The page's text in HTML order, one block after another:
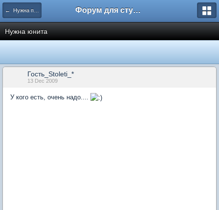
← Нужна помощь Форум для студента СГА
Нужна юнита
Гость_Stoleti_*
13 Dec 2009
У кого есть, очень надо....